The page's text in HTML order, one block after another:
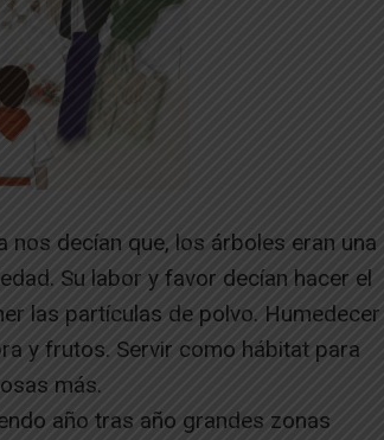
nos decían que, los árboles eran una
Su labor y favor decían hacer el
las partículas de polvo. Humedecer
y frutos. Servir como hábitat para
más.
año tras año grandes zonas